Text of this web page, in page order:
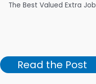
The Best Valued Extra Job
Read the Post